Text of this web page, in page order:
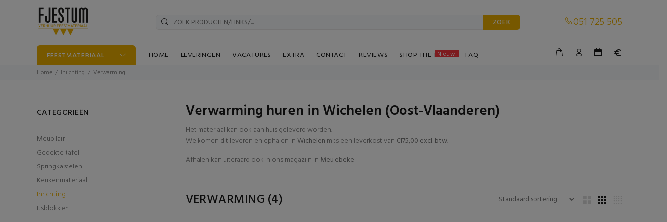
ZOEK 051 725 505
FEESTMATERIAAL HOME LEVERINGEN VACATURES EXTRA CONTACT REVIEWS SHOP THE TABLE
Nieuw! FAQ
Home Inrichting Verwarming
CATEGORIEËN
Meubilair
Gedekte tafel
Springkastelen
Keukenmateriaal
Inrichting
IJsblokken
Verwarming huren in Wichelen (Oost-Vlaanderen)
Het materiaal kan ook aan huis geleverd worden.
We komen dit leveren en ophalen InWichelen mits een leverkost van€175,00 excl. btw.
Afhalen kan uiteraard ook in ons magazijn in Meulebeke
VERWARMING (4)